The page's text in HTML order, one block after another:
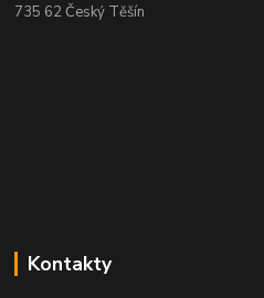
735 62 Český Těšín
Kontakty